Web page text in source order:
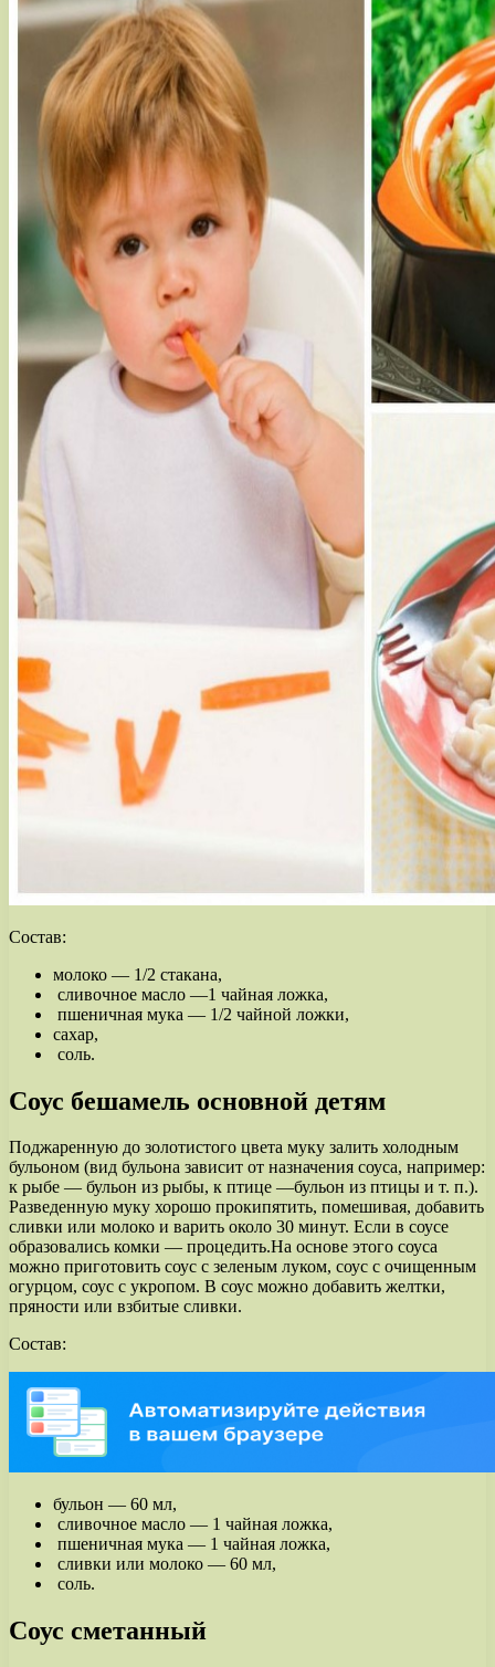
Состав:
молоко — 1/2 стакана,
сливочное масло —1 чайная ложка,
пшеничная мука — 1/2 чайной ложки,
сахар,
соль.
Соус бешамель основной детям
Поджаренную до золотистого цвета муку залить холодным
бульоном (вид бульона зависит от назначения соуса, например:
к рыбе — бульон из рыбы, к птице —бульон из птицы и т. п.).
Разведенную муку хорошо прокипятить, помешивая, добавить
сливки или молоко и варить около 30 минут. Если в соусе
образовались комки — процедить.На основе этого соуса
можно приготовить соус с зеленым луком, соус с очищенным
огурцом, соус с укропом. В соус можно добавить желтки,
пряности или взбитые сливки.
Состав:
бульон — 60 мл,
сливочное масло — 1 чайная ложка,
пшеничная мука — 1 чайная ложка,
сливки или молоко — 60 мл,
соль.
Соус сметанный